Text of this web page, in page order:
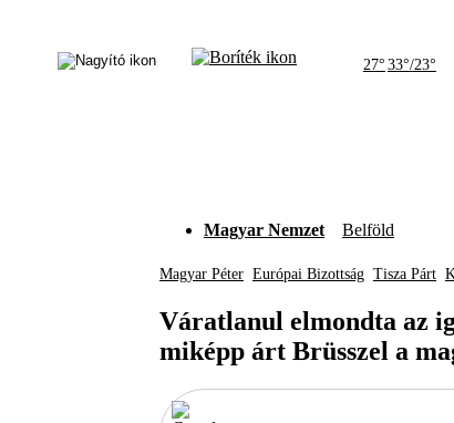
27° 33°/23°
Magyar Nemzet Belföld
Magyar Péter Európai Bizottság Tisza Párt
Váratlanul elmondta az
miképp árt Brüsszel a